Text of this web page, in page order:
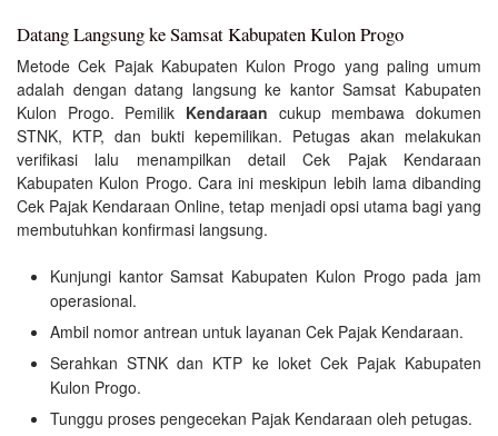
Datang Langsung ke Samsat Kabupaten Kulon Progo
Metode Cek Pajak Kabupaten Kulon Progo yang paling umum
adalah dengan datang langsung ke kantor Samsat Kabupaten
Kulon Progo. Pemilik Kendaraan cukup membawa dokumen
STNK, KTP, dan bukti kepemilikan. Petugas akan melakukan
verifikasi lalu menampilkan detail Cek Pajak Kendaraan
Kabupaten Kulon Progo. Cara ini meskipun lebih lama dibanding
Cek Pajak Kendaraan Online, tetap menjadi opsi utama bagi yang
membutuhkan konfirmasi langsung.
Kunjungi kantor Samsat Kabupaten Kulon Progo pada jam
operasional.
Ambil nomor antrean untuk layanan Cek Pajak Kendaraan.
Serahkan STNK dan KTP ke loket Cek Pajak Kabupaten
Kulon Progo.
Tunggu proses pengecekan Pajak Kendaraan oleh petugas.